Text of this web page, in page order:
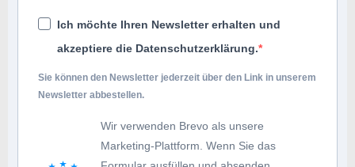
Ich möchte Ihren Newsletter erhalten und
akzeptiere die Datenschutzerklärung.
Sie können den Newsletter jederzeit über den Link in unserem
Newsletter abbestellen.
Wir verwenden Brevo als unsere
Marketing-Plattform. Wenn Sie das